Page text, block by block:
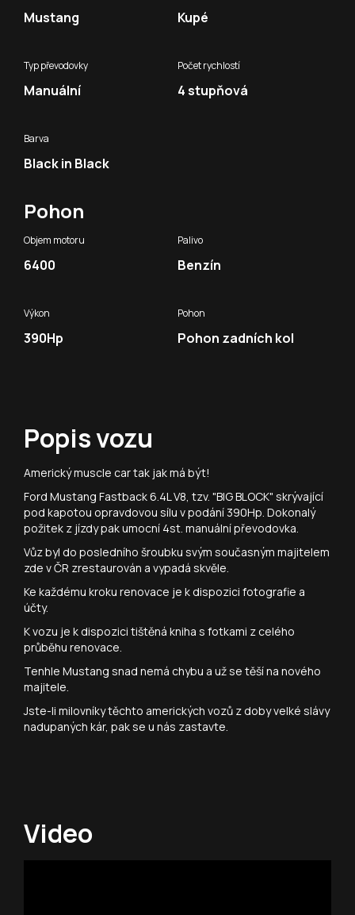
Mustang Kupé
Typ převodovky
Manuální
Počet rychlostí
4 stupňová
Barva
Black in Black
Pohon
Objem motoru
6400
Palivo
Benzín
Výkon
390Hp
Pohon
Pohon zadních kol
Popis vozu
Americký muscle car tak jak má být!
Ford Mustang Fastback 6.4L V8, tzv. "BIG BLOCK" skrývající
pod kapotou opravdovou sílu v podání 390Hp. Dokonalý
požitek z jízdy pak umocní 4st. manuální převodovka.
Vůz byl do posledního šroubku svým současným majitelem
zde v ČR zrestaurován a vypadá skvěle.
Ke každému kroku renovace je k dispozici fotografie a
účty.
K vozu je k dispozici tištěná kniha s fotkami z celého
průběhu renovace.
Tenhle Mustang snad nemá chybu a už se těší na nového
majitele.
Jste-li milovníky těchto amerických vozů z doby velké slávy
nadupaných kár, pak se u nás zastavte.
Video